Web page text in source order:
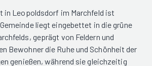
in Leopoldsdorf im Marchfeld ist
liegt eingebettet in die grüne
geprägt von Feldern und
Bewohner die Ruhe und Schönheit der
genießen, während sie gleichzeitig